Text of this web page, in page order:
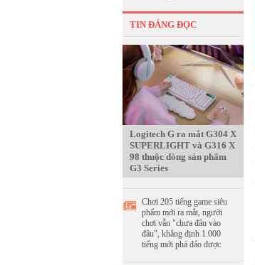
TIN ĐÁNG ĐỌC
Logitech G ra mắt G304 X
SUPERLIGHT và G316 X
98 thuộc dòng sản phẩm
G3 Series
Chơi 205 tiếng game siêu
phẩm mới ra mắt, người
chơi vẫn "chưa đâu vào
đâu", khẳng định 1.000
tiếng mới phá đảo được